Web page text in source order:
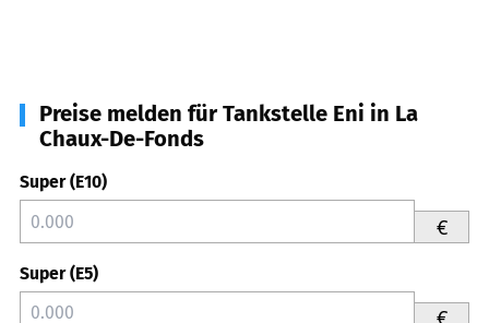
Preise melden für Tankstelle Eni in La
Chaux-De-Fonds
Super (E10)
€
Super (E5)